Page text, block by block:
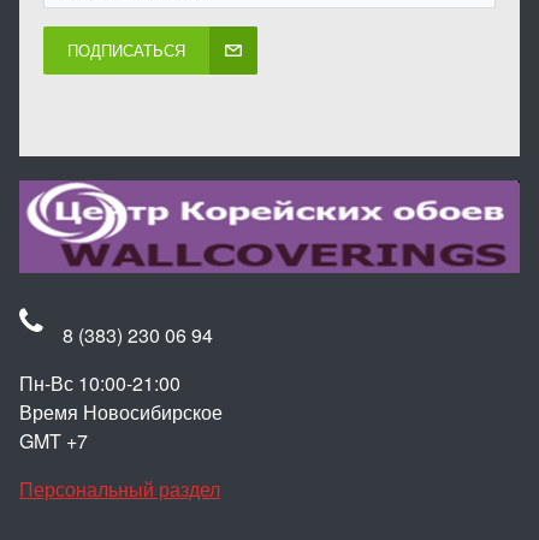
ПОДПИСАТЬСЯ
8 (383) 230 06 94
Пн-Вс 10:00-21:00
Время Новосибирское
GMT +7
Персональный раздел